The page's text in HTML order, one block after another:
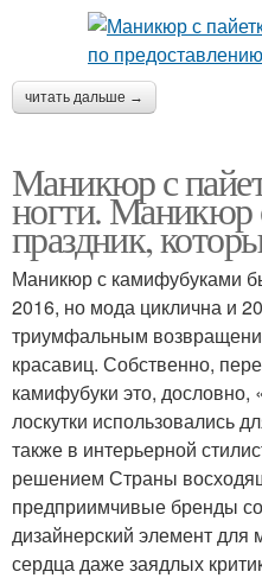
читать дальше →
Маникюр с
ногти.
праздник,
Маникюр с камифубуками
2016, но мода циклична и
триумфальным
красавиц. Собственно,
камифубуки это,
лоскутки использовались
также в интерьерной
решением Страны
предприимчивые бренды
дизайнерский элемент
сердца даже заядлых